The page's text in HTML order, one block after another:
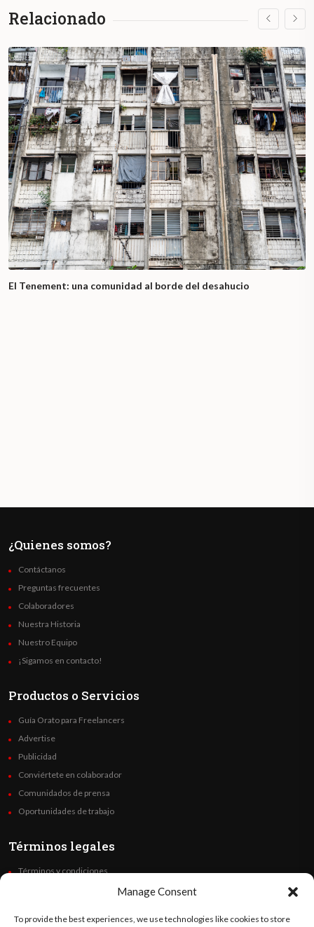
Manage Consent
To provide the best experiences, we use technologies like cookies to store
Relacionado
El Tenement: una comunidad al borde del desahucio
¿Quienes somos?
Contáctanos
Preguntas frecuentes
Colaboradores
Nuestra Historia
Nuestro Equipo
¡Sigamos en contacto!
Productos o Servicios
Guía Orato para Freelancers
Advertise
Publicidad
Conviértete en colaborador
Comunidados de prensa
Oportunidades de trabajo
Términos legales
Términos y condiciones